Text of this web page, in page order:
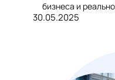
бизнеса и
30.05.2025